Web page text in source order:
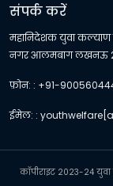
संपर्क करें
महानिदेशक युवा कल्याण
नगर आलमबाग लखनऊ
फ़ोन: : +91-
ईमेल: :
कॉपीराइट 2023-24 युवा